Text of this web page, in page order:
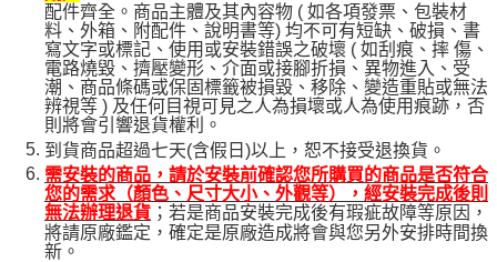
配件齊全。商品主體及其內容物 ( 如各項發票、包裝材
料、外箱、附配件、說明書等) 均不可有短缺、破損、書
寫文字或標記、使用或安裝錯誤之破壞 ( 如刮痕、摔 傷、
電路燒毀、擠壓變形、介面或接腳折損、異物進入、受
潮、商品條碼或保固標籤被損毀、移除、變造重貼或無法
辨視等 ) 及任何目視可見之人為損壞或人為使用痕跡，否
則將會引響退貨權利。
到貨商品超過七天(含假日)以上，恕不接受退換貨。
需安裝的商品，請於安裝前確認您所購買的商品是否符合
您的需求（顏色、尺寸大小、外觀等），經安裝完成後則
無法辦理退貨 ；若是商品安裝完成後有瑕疵故障等原因，
將請原廠鑑定，確定是原廠造成將會與您另外安排時間換
新。